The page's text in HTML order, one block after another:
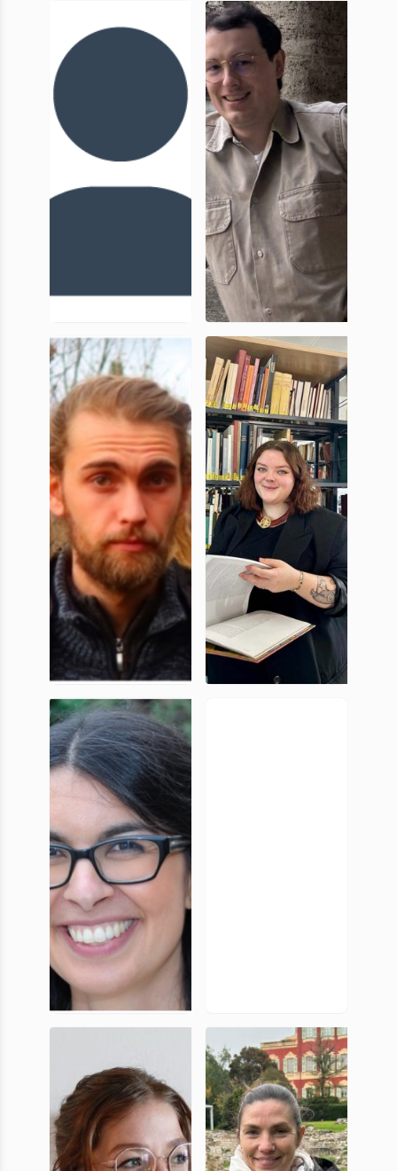
Lorenzo
Andrea
Murace
Doctorant,
UniCA
Anna
Brevetti
Doctorante,
UniCA
Arthur Le
Goff
Doctorant,
UniCA
Camille
Demouchy
Doctorant,
UniCA
Bernabe
Doctorante,
UniCA
Coline
Laverger
doctorante,
UniCA